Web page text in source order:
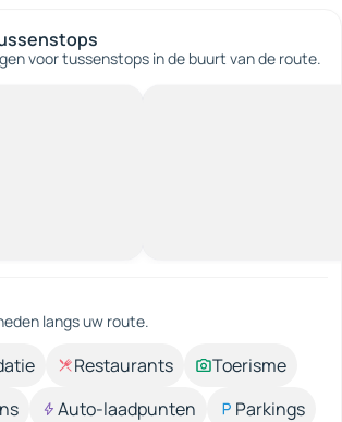
voor tussenstops in de buurt van de route.
langs uw route.
Restaurants
Toerisme
Auto-laadpunten
Parkings